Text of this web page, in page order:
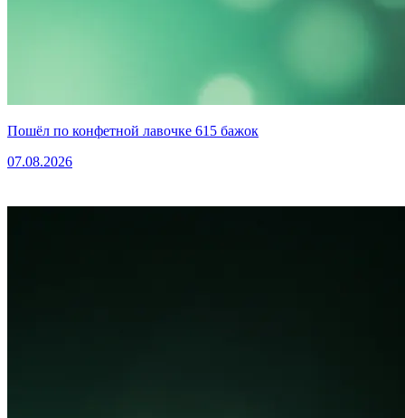
Пошёл по конфетной лавочке 615 бажок
07.08.2026